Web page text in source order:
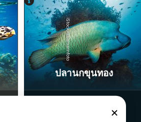
iStock/ultramarinfoto
ปลานกขุนทอง